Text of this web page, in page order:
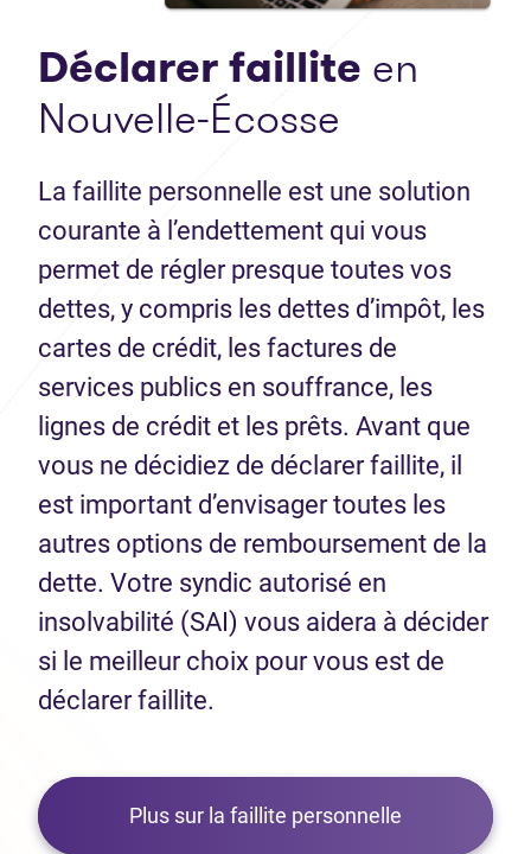
Déclarer faillite en
Nouvelle-Écosse
La faillite personnelle est une solution
courante à l’endettement qui vous
permet de régler presque toutes vos
dettes, y compris les dettes d’impôt, les
cartes de crédit, les factures de
services publics en souffrance, les
lignes de crédit et les prêts. Avant que
vous ne décidiez de déclarer faillite, il
est important d’envisager toutes les
autres options de remboursement de la
dette. Votre syndic autorisé en
insolvabilité (SAI) vous aidera à décider
si le meilleur choix pour vous est de
déclarer faillite.
Plus sur la faillite personnelle